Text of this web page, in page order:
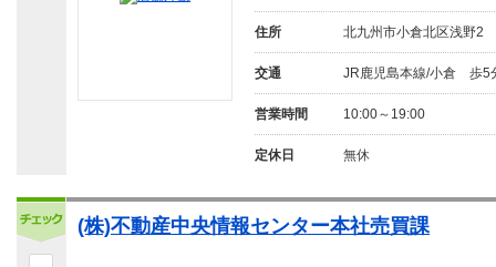
住所 北九州市小倉北区浅野2
交通 JR鹿児島本線/小倉 歩5
営業時間 10:00～19:00
定休日 無休
(株)不動産中央情報センター本社売買課